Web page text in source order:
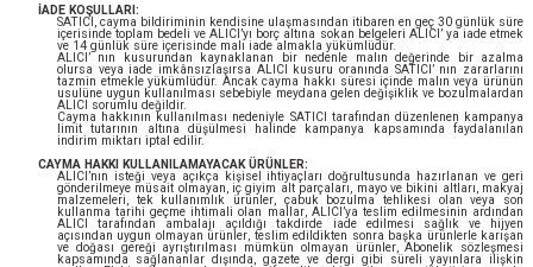
İADE KOŞULLARI:
SATICI, cayma bildiriminin kendisine ulaşmasından itibaren en geç 30 günlük süre
içerisinde toplam bedeli ve ALICI’yı borç altına sokan belgeleri ALICI’ ya iade etmek
ve 14 günlük süre içerisinde malı iade almakla yükümlüdür.
ALICI’ nın kusurundan kaynaklanan bir nedenle malın değerinde bir azalma
olursa veya iade imkânsızlaşırsa ALICI kusuru oranında SATICI’ nın zararlarını
tazmin etmekle yükümlüdür. Ancak cayma hakkı süresi içinde malın veya ürünün
usulüne uygun kullanılması sebebiyle meydana gelen değişiklik ve bozulmalardan
ALICI sorumlu değildir.
Cayma hakkının kullanılması nedeniyle SATICI tarafından düzenlenen kampanya
limit tutarının altına düşülmesi halinde kampanya kapsamında faydalanılan
indirim miktarı iptal edilir.
CAYMA HAKKI KULLANILAMAYACAK ÜRÜNLER:
ALICI’nın isteği veya açıkça kişisel ihtiyaçları doğrultusunda hazırlanan ve geri
gönderilmeye müsait olmayan, iç giyim alt parçaları, mayo ve bikini altları, makyaj
malzemeleri, tek kullanımlık ürünler, çabuk bozulma tehlikesi olan veya son
kullanma tarihi geçme ihtimali olan mallar, ALICI’ya teslim edilmesinin ardından
ALICI tarafından ambalajı açıldığı takdirde iade edilmesi sağlık ve hijyen
açısından uygun olmayan ürünler, teslim edildikten sonra başka ürünlerle karışan
ve doğası gereği ayrıştırılması mümkün olmayan ürünler, Abonelik sözleşmesi
kapsamında sağlananlar dışında, gazete ve dergi gibi süreli yayınlara ilişkin